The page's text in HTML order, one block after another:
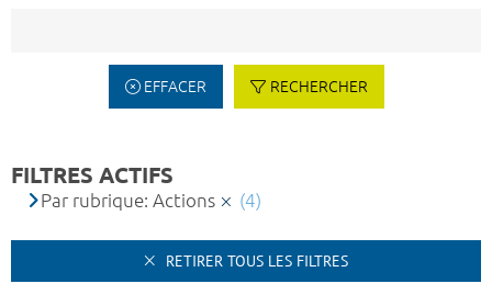
EFFACER RECHERCHER
FILTRES ACTIFS
Par rubrique: Actions (4)
RETIRER TOUS LES FILTRES